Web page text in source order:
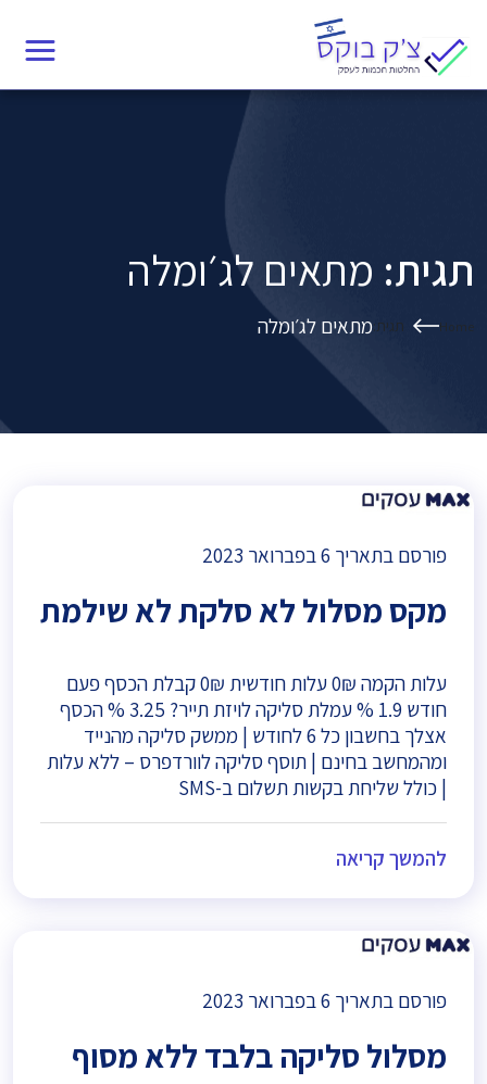
content
תגית:מתאים לג׳ומלה
תגית: מתאים לג׳ומלה
Home תגית:מתאים לג׳ומלה
פורסם בתאריך 6 בפברואר 2023
מקס מסלול לא סלקת לא שילמת
עלות הקמה 0₪ עלות חודשית 0₪ קבלת הכסף פעם
חודש 1.9 % עמלת סליקה לויזת תייר? 3.25 % הכסף
אצלך בחשבון כל 6 לחודש | ממשק סליקה מהנייד
ומהמחשב בחינם | תוסף סליקה לוורדפרס – ללא עלות
| כולל שליחת בקשות תשלום ב-SMS
להמשך קריאה
פורסם בתאריך 6 בפברואר 2023
מסלול סליקה בלבד ללא מסוף